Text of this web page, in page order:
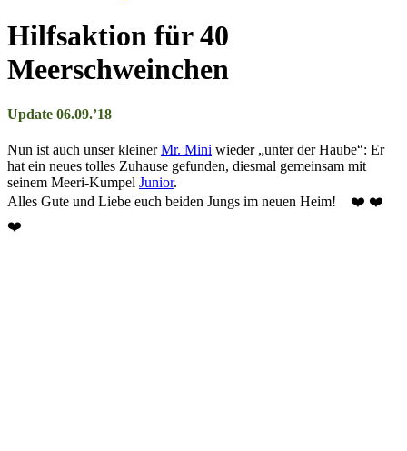
Hilfsaktion für 40
Meerschweinchen
Update 06.09.’18
Nun ist auch unser kleinerMr. Mini wieder „unter der Haube“: Er
hat ein neues tolles Zuhause gefunden, diesmal gemeinsam mit
seinem Meeri-Kumpel Junior.
Alles Gute und Liebe euch beiden Jungs im neuen Heim! ❤️ ❤️
❤️